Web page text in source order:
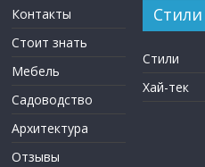
Контакты
Стоит знать
Мебель
Садоводство
Архитектура
Отзывы
Стили
Стили
Хай-тек